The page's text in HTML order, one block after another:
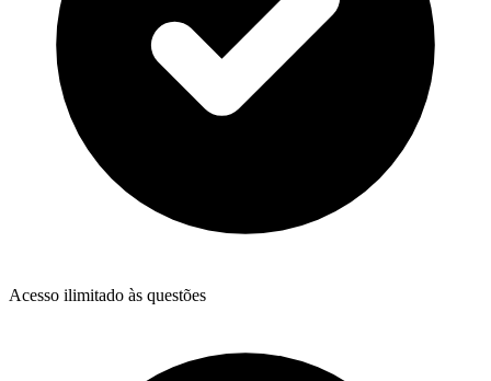
Acesso ilimitado às questões